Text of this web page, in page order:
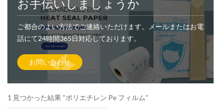
お手伝いしましょうか
ご都合のよい方法でご連絡いただけます。メールまたはお電
話にて24時間365日対応しております。
お問い合わせ
1 見つかった結果 "ポリエチレン Pe フィルム"